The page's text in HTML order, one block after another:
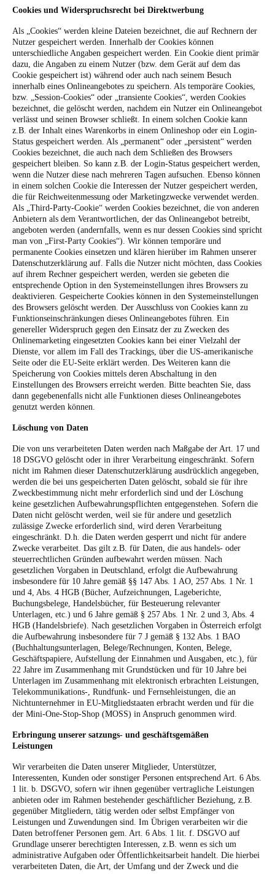
Cookies und Widerspruchsrecht bei Direktwerbung
Als „Cookies“ werden kleine Dateien bezeichnet, die auf Rechnern der
Nutzer gespeichert werden. Innerhalb der Cookies können
unterschiedliche Angaben gespeichert werden. Ein Cookie dient primär
dazu, die Angaben zu einem Nutzer (bzw. dem Gerät auf dem das
Cookie gespeichert ist) während oder auch nach seinem Besuch
innerhalb eines Onlineangebotes zu speichern. Als temporäre Cookies,
bzw. „Session-Cookies“ oder „transiente Cookies“, werden Cookies
bezeichnet, die gelöscht werden, nachdem ein Nutzer ein Onlineangebot
verlässt und seinen Browser schließt. In einem solchen Cookie kann
z.B. der Inhalt eines Warenkorbs in einem Onlineshop oder ein Login-
Status gespeichert werden. Als „permanent“ oder „persistent“ werden
Cookies bezeichnet, die auch nach dem Schließen des Browsers
gespeichert bleiben. So kann z.B. der Login-Status gespeichert werden,
wenn die Nutzer diese nach mehreren Tagen aufsuchen. Ebenso können
in einem solchen Cookie die Interessen der Nutzer gespeichert werden,
die für Reichweitenmessung oder Marketingzwecke verwendet werden.
Als „Third-Party-Cookie“ werden Cookies bezeichnet, die von anderen
Anbietern als dem Verantwortlichen, der das Onlineangebot betreibt,
angeboten werden (andernfalls, wenn es nur dessen Cookies sind spricht
man von „First-Party Cookies“). Wir können temporäre und
permanente Cookies einsetzen und klären hierüber im Rahmen unserer
Datenschutzerklärung auf. Falls die Nutzer nicht möchten, dass Cookies
auf ihrem Rechner gespeichert werden, werden sie gebeten die
entsprechende Option in den Systemeinstellungen ihres Browsers zu
deaktivieren. Gespeicherte Cookies können in den Systemeinstellungen
des Browsers gelöscht werden. Der Ausschluss von Cookies kann zu
Funktionseinschränkungen dieses Onlineangebotes führen. Ein
genereller Widerspruch gegen den Einsatz der zu Zwecken des
Onlinemarketing eingesetzten Cookies kann bei einer Vielzahl der
Dienste, vor allem im Fall des Trackings, über die US-amerikanische
Seite oder die EU-Seite erklärt werden. Des Weiteren kann die
Speicherung von Cookies mittels deren Abschaltung in den
Einstellungen des Browsers erreicht werden. Bitte beachten Sie, dass
dann gegebenenfalls nicht alle Funktionen dieses Onlineangebotes
genutzt werden können.
Löschung von Daten
Die von uns verarbeiteten Daten werden nach Maßgabe der Art. 17 und
18 DSGVO gelöscht oder in ihrer Verarbeitung eingeschränkt. Sofern
nicht im Rahmen dieser Datenschutzerklärung ausdrücklich angegeben,
werden die bei uns gespeicherten Daten gelöscht, sobald sie für ihre
Zweckbestimmung nicht mehr erforderlich sind und der Löschung
keine gesetzlichen Aufbewahrungspflichten entgegenstehen. Sofern die
Daten nicht gelöscht werden, weil sie für andere und gesetzlich
zulässige Zwecke erforderlich sind, wird deren Verarbeitung
eingeschränkt. D.h. die Daten werden gesperrt und nicht für andere
Zwecke verarbeitet. Das gilt z.B. für Daten, die aus handels- oder
steuerrechtlichen Gründen aufbewahrt werden müssen. Nach
gesetzlichen Vorgaben in Deutschland, erfolgt die Aufbewahrung
insbesondere für 10 Jahre gemäß §§ 147 Abs. 1 AO, 257 Abs. 1 Nr. 1
und 4, Abs. 4 HGB (Bücher, Aufzeichnungen, Lageberichte,
Buchungsbelege, Handelsbücher, für Besteuerung relevanter
Unterlagen, etc.) und 6 Jahre gemäß § 257 Abs. 1 Nr. 2 und 3, Abs. 4
HGB (Handelsbriefe). Nach gesetzlichen Vorgaben in Österreich erfolgt
die Aufbewahrung insbesondere für 7 J gemäß § 132 Abs. 1 BAO
(Buchhaltungsunterlagen, Belege/Rechnungen, Konten, Belege,
Geschäftspapiere, Aufstellung der Einnahmen und Ausgaben, etc.), für
22 Jahre im Zusammenhang mit Grundstücken und für 10 Jahre bei
Unterlagen im Zusammenhang mit elektronisch erbrachten Leistungen,
Telekommunikations-, Rundfunk- und Fernsehleistungen, die an
Nichtunternehmer in EU-Mitgliedstaaten erbracht werden und für die
der Mini-One-Stop-Shop (MOSS) in Anspruch genommen wird.
Erbringung unserer satzungs- und geschäftsgemäßen
Leistungen
Wir verarbeiten die Daten unserer Mitglieder, Unterstützer,
Interessenten, Kunden oder sonstiger Personen entsprechend Art. 6 Abs.
1 lit. b. DSGVO, sofern wir ihnen gegenüber vertragliche Leistungen
anbieten oder im Rahmen bestehender geschäftlicher Beziehung, z.B.
gegenüber Mitgliedern, tätig werden oder selbst Empfänger von
Leistungen und Zuwendungen sind. Im Übrigen verarbeiten wir die
Daten betroffener Personen gem. Art. 6 Abs. 1 lit. f. DSGVO auf
Grundlage unserer berechtigten Interessen, z.B. wenn es sich um
administrative Aufgaben oder Öffentlichkeitsarbeit handelt. Die hierbei
verarbeiteten Daten, die Art, der Umfang und der Zweck und die